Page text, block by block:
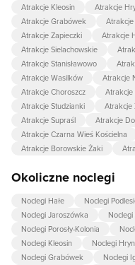
Atrakcje Kleosin
Atrakcje
Atrakcje Grabówek
Atrakcje Zapieczki
Atrakcje
Atrakcje Sielachowskie
Atrakcje Stanisławowo
Atrakcje Wasilków
Atrakcje
Atrakcje Choroszcz
Atrakcje
Atrakcje Studzianki
Atrakcje
Atrakcje Supraśl
Atrakcje
Atrakcje Czarna Wieś Kościelna
Atrakcje Borowskie Żaki
Okoliczne noclegi
Noclegi Hałe Noclegi
Noclegi Jaroszówka
Noclegi Porosły-Kolonia
Noclegi Kleosin
Noclegi
Noclegi Grabówek
Noclegi